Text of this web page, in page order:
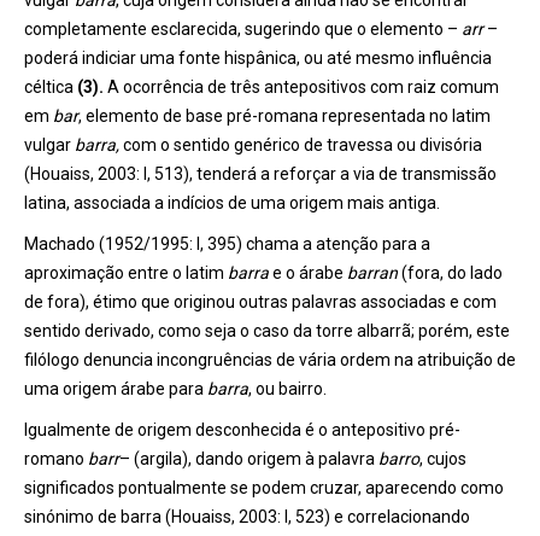
completamente esclarecida, sugerindo que o elemento – arr–
poderá indiciar uma fonte hispânica, ou até mesmo influência
céltica (3). A ocorrência de três antepositivos com raiz comum
em bar, elemento de base pré-romana representada no latim
vulgar barra,com o sentido genérico de travessa ou divisória
(Houaiss, 2003: I, 513), tenderá a reforçar a via de transmissão
latina, associada a indícios de uma origem mais antiga.
Machado (1952/1995: I, 395) chama a atenção para a
aproximação entre o latim barrae o árabe barran(fora, do lado
de fora), étimo que originou outras palavras associadas e com
sentido derivado, como seja o caso da torre albarrã; porém, este
filólogo denuncia incongruências de vária ordem na atribuição de
uma origem árabe para barra, ou bairro.
Igualmente de origem desconhecida é o antepositivo pré-
romano barr– (argila), dando origem à palavra barro, cujos
significados pontualmente se podem cruzar, aparecendo como
sinónimo de barra (Houaiss, 2003: I, 523) e correlacionando